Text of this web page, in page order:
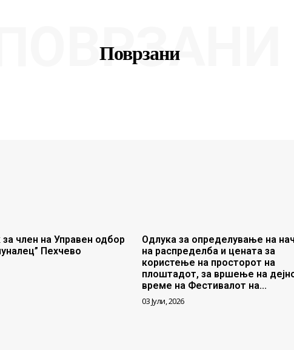
Поврзани
ПОВРЗАНИ
за член на Управен одбор
Пехчево
Одлука за определување на
на распределба и цената за
користење на просторот на
плоштадот, за вршење на
време на Фестивалот на...
03 Јули, 2026